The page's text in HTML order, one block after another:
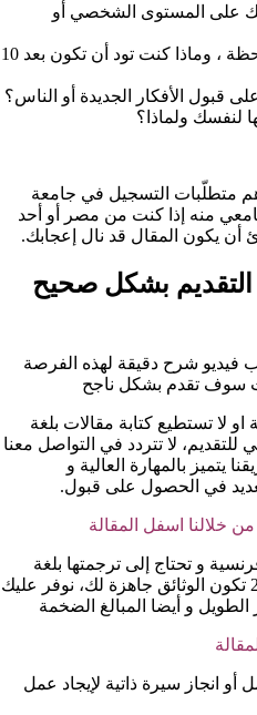
على المستوى الشخصي أو
ما هي شخصيتك في تلك اللحظة ، وماذا كنت تود أن تكون بعد 10
الأفكار الجديدة أو الناس؟
لنفسك ولماذا؟
متطلّبات التسجيل في جامعة
منه إذا كنت من مصر أو أحد
أن يكون المقال قد نال إعجابك.
بشكل صحيح
فيديو شرح دقيقة لهذه الفرصة
سوف تقدم بشكل ناجح
او لا تستطيع كتابة مقالات بلغة
لا تتردد في التواصل معنا
يتميز بالمهارة العالية و
في الحصول على قبول.
خلالنا اسفل المقالة
و تحتاج إلى ترجمتها بلغة
انجليزية، تواصل معنا الان، خلال 24 تكون الوثائق جاهزة لك، نوفر عليك
الطويل و أيضا المبالغ الضخمة
انجاز سيرة ذاتية لإيجاد عمل